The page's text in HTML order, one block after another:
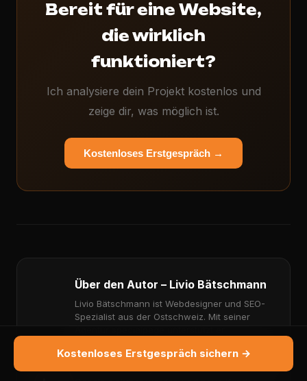
Kostenloses Erstgespräch sichern →
Bereit für eine Website,
die wirklich
funktioniert?
Ich analysiere dein Projekt kostenlos und
zeige dir, was möglich ist.
Kostenloses Erstgespräch →
Über den Autor – Livio Bätschmann
Livio Bätschmann ist Webdesigner und SEO-
Spezialist aus der Ostschweiz. Mit seiner
Suchmaschinenoptimierung (SEO), Local SEO
und der Erstellung moderner Websites, die bei